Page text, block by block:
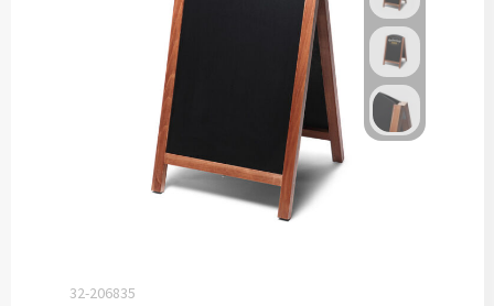
Balpennen bedrukken
Houten balpennen bedrukken
Touchpennen bedrukken
Luxe pennen bedrukken
Overige schrijfwaren
32-206835